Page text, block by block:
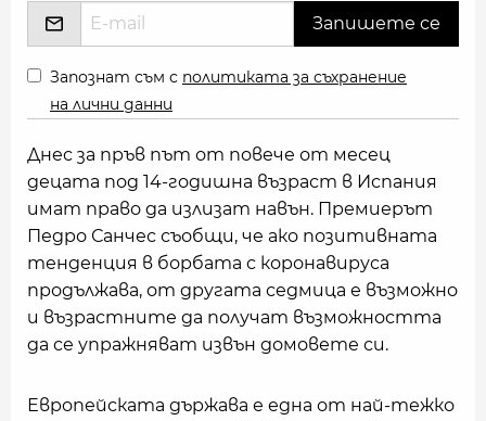
Запознат съм с политиката за съхранение
на лични данни
Днес за пръв път от повече от месец
децата под 14-годишна възраст в Испания
имат право да излизат навън. Премиерът
Педро Санчес съобщи, че ако позитивната
тенденция в борбата с коронавируса
продължава, от другата седмица е възможно
и възрастните да получат възможността
да се упражняват извън домовете си.
Европейската държава е една от най-тежко